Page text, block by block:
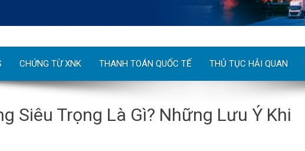
CHỨNG TỪ XNK THANH TOÁN QUỐC TẾ THỦ TỤC HẢI QUAN
Siêu Trọng Là Gì? Những Lưu Ý Khi